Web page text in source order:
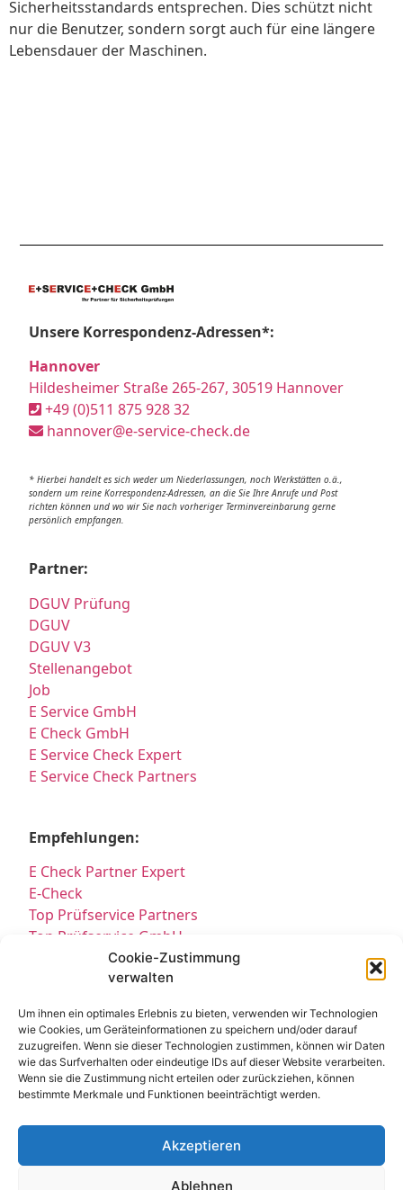
Cookie-Zustimmung
verwalten
Um ihnen ein optimales Erlebnis zu bieten, verwenden wir Technologien
wie Cookies, um Geräteinformationen zu speichern und/oder darauf
zuzugreifen. Wenn sie dieser Technologien zustimmen, können wir Daten
wie das Surfverhalten oder eindeutige IDs auf dieser Website verarbeiten.
Wenn sie die Zustimmung nicht erteilen oder zurückziehen, können
bestimmte Merkmale und Funktionen beeinträchtigt werden.
Akzeptieren
Ablehnen
Sicherheitsstandards entsprechen. Dies schützt nicht
nur die Benutzer, sondern sorgt auch für eine längere
Lebensdauer der Maschinen.
Unsere Korrespondenz-Adressen*:
Hannover
Hildesheimer Straße 265-267, 30519 Hannover
+49 (0)511 875 928 32
hannover@e-service-check.de
* Hierbei handelt es sich weder um Niederlassungen, noch Werkstätten o.ä.,
sondern um reine Korrespondenz-Adressen, an die Sie Ihre Anrufe und Post
richten können und wo wir Sie nach vorheriger Terminvereinbarung gerne
persönlich empfangen.
Partner:
DGUV Prüfung
DGUV
DGUV V3
Stellenangebot
Job
E Service GmbH
E Check GmbH
E Service Check Expert
E Service Check Partners
Empfehlungen:
E Check Partner Expert
E-Check
Top Prüfservice Partners
Top Prüfservice GmbH
Prüfung DGUV3 GmbH
Sicherheitsprüfungen Partners
Prüfung E-Check Expert
Prüfung elektrischer Anlagen